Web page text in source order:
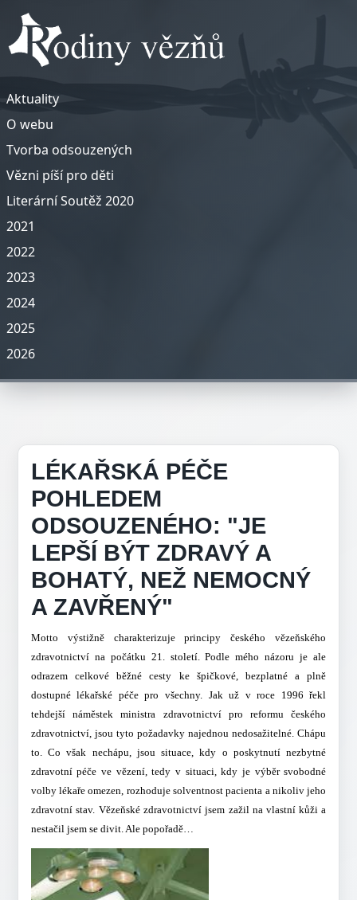
Aktuality
O webu
Tvorba odsouzených
Vězni píší pro děti
Literární Soutěž 2020
2021
2022
2023
2024
2025
2026
LÉKAŘSKÁ PÉČE
POHLEDEM
ODSOUZENÉHO: "JE
LEPŠÍ BÝT ZDRAVÝ A
BOHATÝ, NEŽ NEMOCNÝ
A ZAVŘENÝ"
Motto výstižně charakterizuje principy českého vězeňského
zdravotnictví na počátku 21. století. Podle mého názoru je ale
odrazem celkové běžné cesty ke špičkové, bezplatné a plně
dostupné lékařské péče pro všechny. Jak už v roce 1996 řekl
tehdejší náměstek ministra zdravotnictví pro reformu českého
zdravotnictví, jsou tyto požadavky najednou nedosažitelné. Chápu
to. Co však nechápu, jsou situace, kdy o poskytnutí nezbytné
zdravotní péče ve vězení, tedy v situaci, kdy je výběr svobodné
volby lékaře omezen, rozhoduje solventnost pacienta a nikoliv jeho
zdravotní stav. Vězeňské zdravotnictví jsem zažil na vlastní kůži a
nestačil jsem se divit. Ale popořadě…